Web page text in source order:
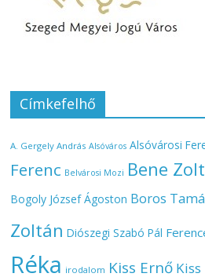
Címkefelhő
A. Gergely András Alsóváros Alsóvárosi
Ferenc Belvárosi Mozi Bene
Bogoly József Ágoston Boros
Zoltán Diószegi Szabó Pál
Réka irodalom Kiss Ernő